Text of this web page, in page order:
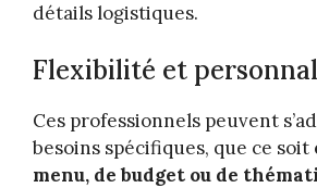
détails logistiques.
Flexibilité et
Ces professionnels peuvent
besoins spécifiques, que ce soit
menu, de budget ou de